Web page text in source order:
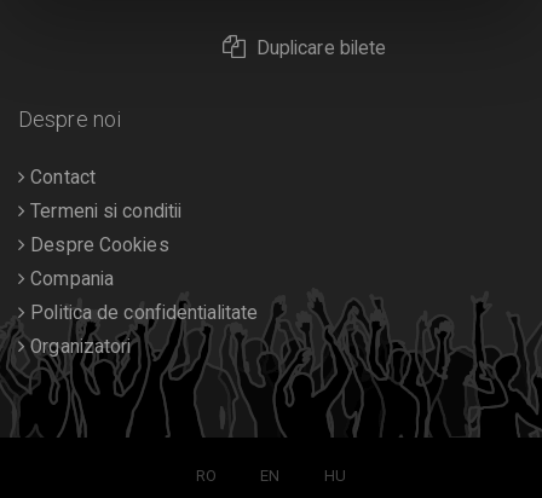
Duplicare bilete
Despre noi
Contact
Termeni si conditii
Despre Cookies
Compania
Politica de confidentialitate
Organizatori
RO EN HU